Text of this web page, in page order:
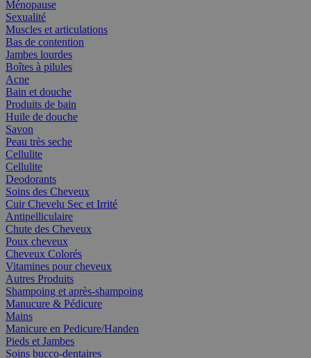
Ménopause
Sexualité
Muscles et articulations
Bas de contention
Jambes lourdes
Boîtes à pilules
Acne
Bain et douche
Produits de bain
Huile de douche
Savon
Peau très seche
Cellulite
Cellulite
Deodorants
Soins des Cheveux
Cuir Chevelu Sec et Irrité
Antipelliculaire
Chute des Cheveux
Poux cheveux
Cheveux Colorés
Vitamines pour cheveux
Autres Produits
Shampoing et après-shampoing
Manucure & Pédicure
Mains
Manicure en Pedicure/Handen
Pieds et Jambes
Soins bucco-dentaires